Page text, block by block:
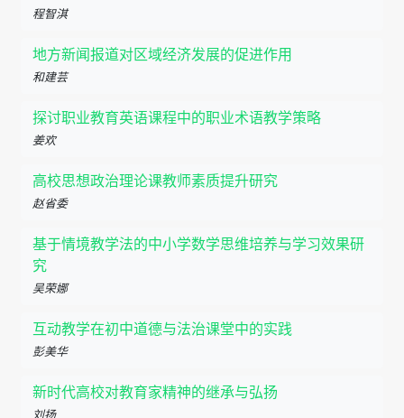
程智淇
地方新闻报道对区域经济发展的促进作用
和建芸
探讨职业教育英语课程中的职业术语教学策略
姜欢
高校思想政治理论课教师素质提升研究
赵省委
基于情境教学法的中小学数学思维培养与学习效果研
究
吴荣娜
互动教学在初中道德与法治课堂中的实践
彭美华
新时代高校对教育家精神的继承与弘扬
刘扬